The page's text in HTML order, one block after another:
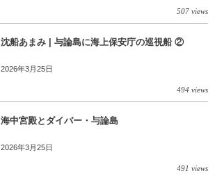
507 views
沈船あまみ | 与論島に海上保安庁の巡視船 ②
2026年3月25日
494 views
海中宮殿とダイバー・与論島
2026年3月25日
491 views